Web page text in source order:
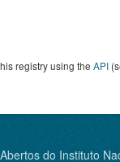
registry using the API
do Instituto